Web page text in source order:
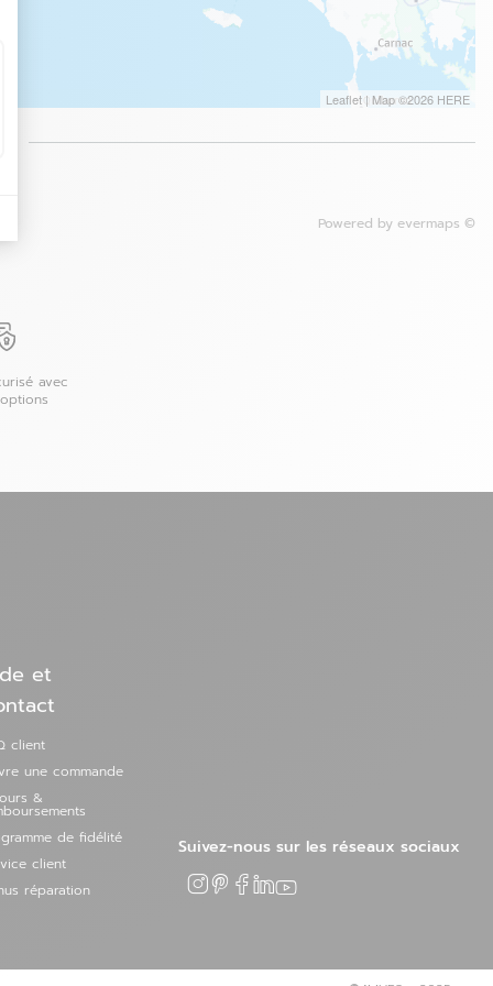
Leaflet| Map ©2026 HERE
Powered by evermaps ©
avec
Suivez-nous sur les réseaux sociaux
et
client
une commande
&
de fidélité
client
réparation